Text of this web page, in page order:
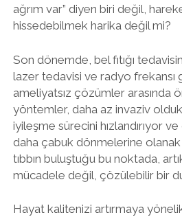
ağrım var” diyen biri değil,
hissedebilmek harika değil mi?
Son dönemde, bel fıtığı
lazer tedavisi ve radyo frekansı
ameliyatsız çözümler arasında
yöntemler, daha az invaziv
iyileşme sürecini hızlandırıyor
daha çabuk dönmelerine olanak
tıbbın buluştuğu bu noktada,
mücadele değil, çözülebilir bir
Hayat kalitenizi artırmaya